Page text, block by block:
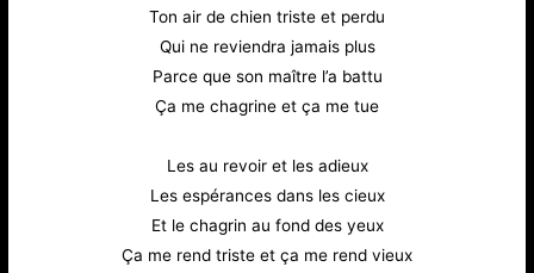
Ton air de chien triste et perdu
Qui ne reviendra jamais plus
Parce que son maître l’a battu
Ça me chagrine et ça me tue
Les au revoir et les adieux
Les espérances dans les cieux
Et le chagrin au fond des yeux
Ça me rend triste et ça me rend vieux